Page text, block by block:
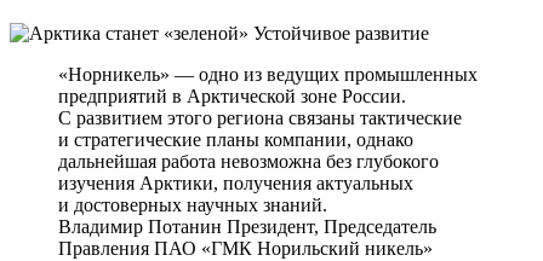
Устойчивое развитие
«Норникель» — одно из ведущих промышленных
предприятий в Арктической зоне России.
С развитием этого региона связаны тактические
и стратегические планы компании, однако
дальнейшая работа невозможна без глубокого
изучения Арктики, получения актуальных
и достоверных научных знаний.
Владимир Потанин Президент, Председатель
Правления ПАО «ГМК Норильский никель»